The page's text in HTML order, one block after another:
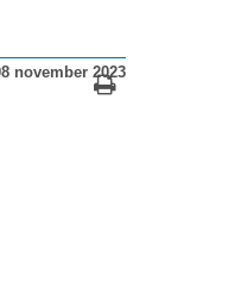
november 2023